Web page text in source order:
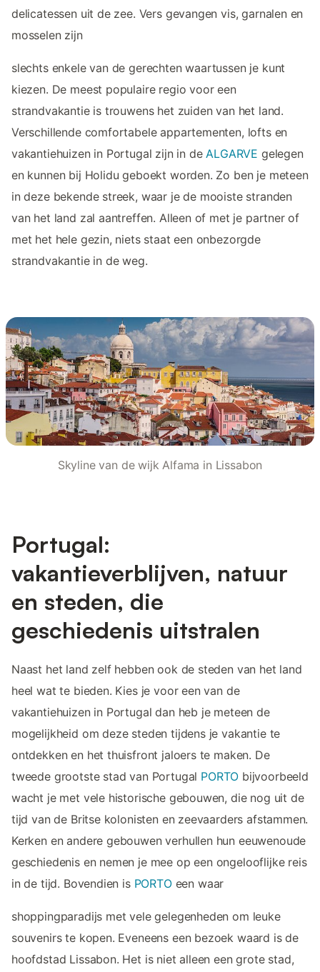
delicatessen uit de zee. Vers gevangen vis, garnalen en
mosselen zijn
slechts enkele van de gerechten waartussen je kunt
kiezen. De meest populaire regio voor een
strandvakantie is trouwens het zuiden van het land.
Verschillende comfortabele appartementen, lofts en
vakantiehuizen in Portugal zijn in de ALGARVE gelegen
en kunnen bij Holidu geboekt worden. Zo ben je meteen
in deze bekende streek, waar je de mooiste stranden
van het land zal aantreffen. Alleen of met je partner of
met het hele gezin, niets staat een onbezorgde
strandvakantie in de weg.
Skyline van de wijk Alfama in Lissabon
Portugal:
vakantieverblijven, natuur
en steden, die
geschiedenis uitstralen
Naast het land zelf hebben ook de steden van het land
heel wat te bieden. Kies je voor een van de
vakantiehuizen in Portugal dan heb je meteen de
mogelijkheid om deze steden tijdens je vakantie te
ontdekken en het thuisfront jaloers te maken. De
tweede grootste stad van Portugal PORTO bijvoorbeeld
wacht je met vele historische gebouwen, die nog uit de
tijd van de Britse kolonisten en zeevaarders afstammen.
Kerken en andere gebouwen verhullen hun eeuwenoude
geschiedenis en nemen je mee op een ongelooflijke reis
in de tijd. Bovendien is PORTOeen waar
shoppingparadijs met vele gelegenheden om leuke
souvenirs te kopen. Eveneens een bezoek waard is de
hoofdstad Lissabon. Het is niet alleen een grote stad,